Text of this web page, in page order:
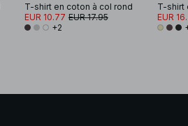
T-shirt en coton à col rond
EUR 10.77 EUR 17.95
+2
T-shirt
EUR